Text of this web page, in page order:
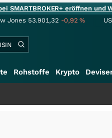
SMARTBROKER+ eröffnen und
Jones 53.901,32 -0,92%
Rohstoffe Krypto